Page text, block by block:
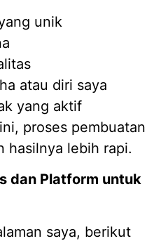
unik
atau diri saya
yang aktif
proses pembuatan
hasilnya lebih rapi.
dan Platform untuk
saya, berikut